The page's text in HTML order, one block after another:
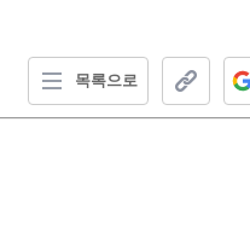
목록으로